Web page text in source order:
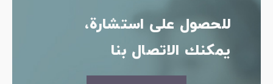
للحصول على استشارة،
يمكنك الاتصال بنا